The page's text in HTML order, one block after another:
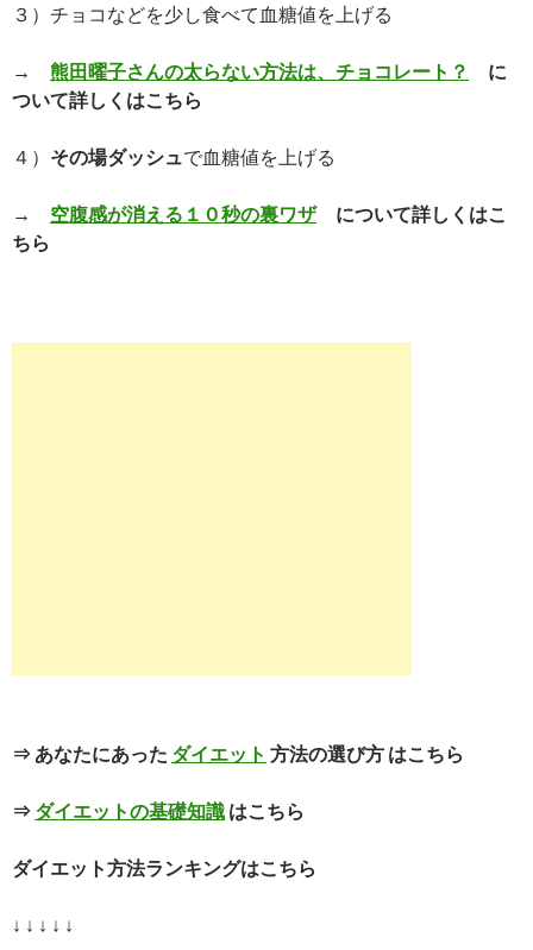
３）チョコなどを少し食べて血糖値を上げる
→ 熊田曜子さんの太らない方法は、チョコレート？
に
ついて詳しくはこちら
４） その場ダッシュで血糖値を上げる
→ 空腹感が消える１０秒の裏ワザについて詳しくはこ
ちら
⇒ あなたにあった ダイエット 方法の選び方 はこちら
⇒ ダイエットの基礎知識 はこちら
ダイエット方法ランキングはこちら
↓ ↓ ↓ ↓ ↓